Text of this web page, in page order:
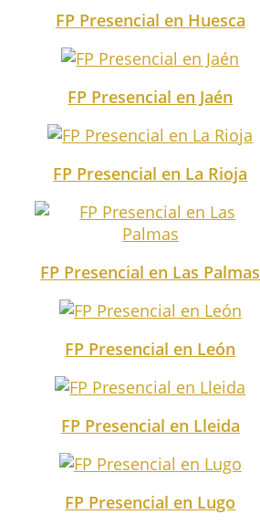
FP Presencial en Huesca
FP Presencial en Jaén
FP Presencial en La Rioja
FP Presencial en Las Palmas
FP Presencial en León
FP Presencial en Lleida
FP Presencial en Lugo